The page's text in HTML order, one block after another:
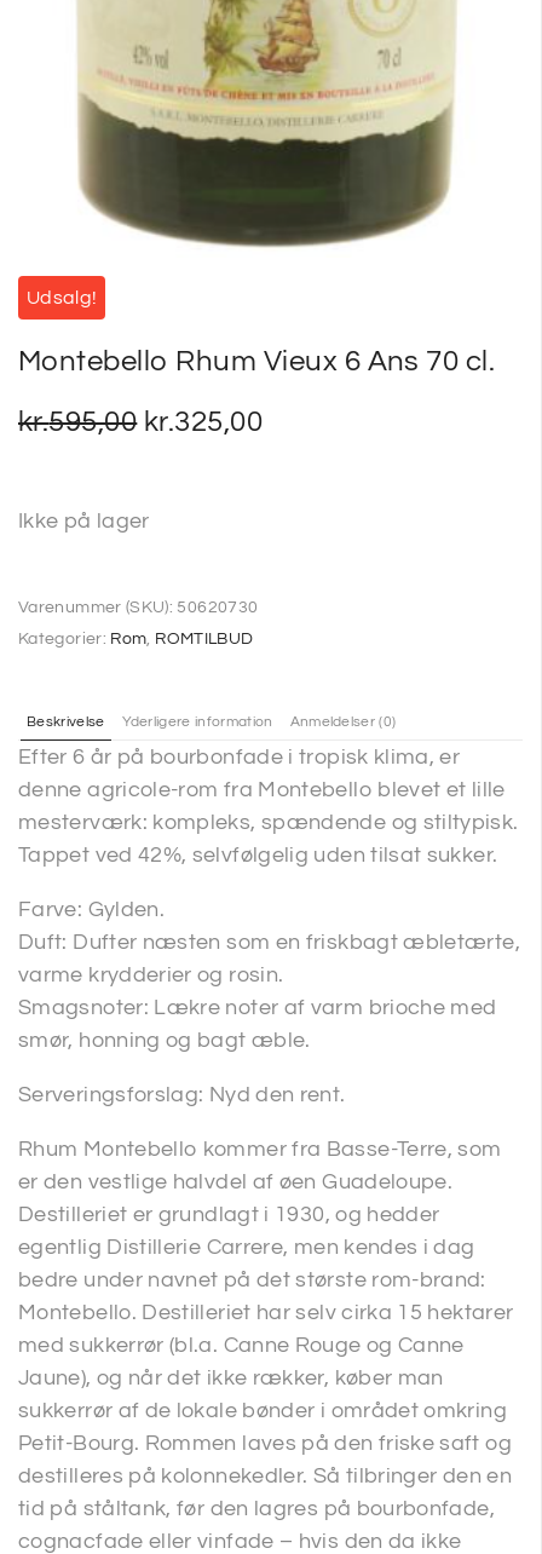
Udsalg!
Montebello Rhum Vieux 6 Ans 70 cl.
kr.595,00 kr.325,00
Ikke på lager
Varenummer (SKU): 50620730
Kategorier: Rom ROMTILBUD
Beskrivelse Yderligere information Anmeldelser (0)
Efter 6 år på bourbonfade i tropisk klima, er
denne agricole-rom fra Montebello blevet et lille
mesterværk: kompleks, spændende og stiltypisk.
Tappet ved 42%, selvfølgelig uden tilsat sukker.
Farve: Gylden.
Duft: Dufter næsten som en friskbagt æbletærte,
varme krydderier og rosin.
Smagsnoter: Lækre noter af varm brioche med
smør, honning og bagt æble.
Serveringsforslag: Nyd den rent.
Rhum Montebello kommer fra Basse-Terre, som
er den vestlige halvdel af øen Guadeloupe.
Destilleriet er grundlagt i 1930, og hedder
egentlig Distillerie Carrere, men kendes i dag
bedre under navnet på det største rom-brand:
Montebello. Destilleriet har selv cirka 15 hektarer
med sukkerrør (bl.a. Canne Rouge og Canne
Jaune), og når det ikke rækker, køber man
sukkerrør af de lokale bønder i området omkring
Petit-Bourg. Rommen laves på den friske saft og
destilleres på kolonnekedler. Så tilbringer den en
tid på ståltank, før den lagres på bourbonfade,
cognacfade eller vinfade – hvis den da ikke